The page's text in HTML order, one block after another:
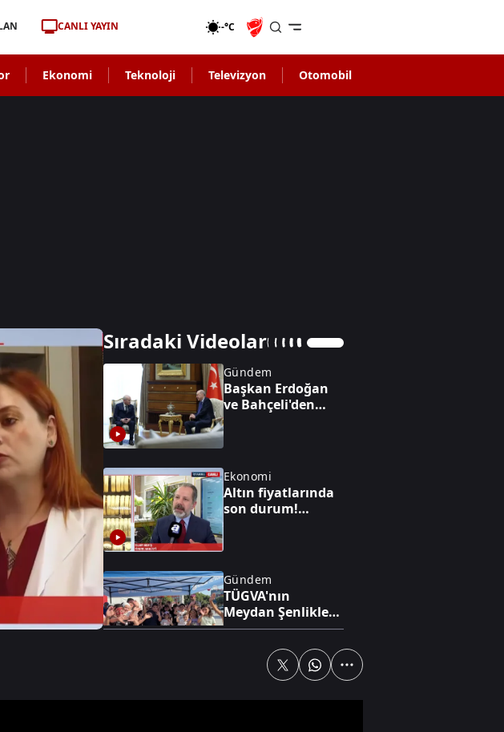
CANLI YAYIN -°C
Ekonomi Teknoloji Televizyon Otomobil
Sıradaki Videolar
Gündem
Başkan Erdoğan
ve Bahçeli'den
Ekonomi
Altın fiyatlarında
son durum!
Gündem
TÜGVA'nın
Meydan Şenlikleri
İstanbul'da yüz
Başkan Erdoğan